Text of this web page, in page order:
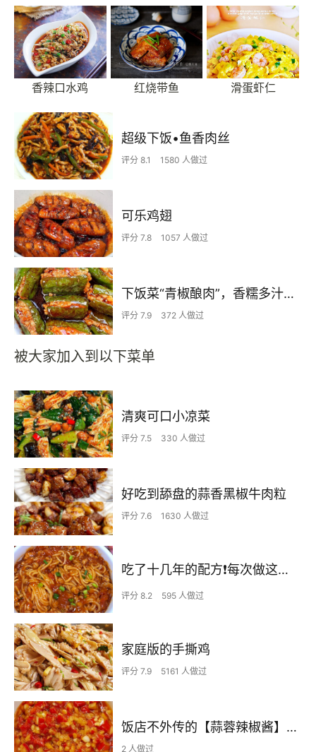
香辣口水鸡 红烧带鱼 滑蛋虾仁
超级下饭•鱼香肉丝
评分 8.1 1580 人做过
可乐鸡翅
评分 7.8 1057 人做过
下饭菜“青椒酿肉”，香糯多汁鲜嫩下饭
评分 7.9 372 人做过
被大家加入到以下菜单
清爽可口小凉菜
评分 7.5 330 人做过
好吃到舔盘的蒜香黑椒牛肉粒
评分 7.6 1630 人做过
吃了十几年的配方❗️每次做这至少吃2碗
评分 8.2 595 人做过
家庭版的手撕鸡
评分 7.9 5161 人做过
饭店不外传的【蒜蓉辣椒酱】自己在家也可以做出
2 人做过